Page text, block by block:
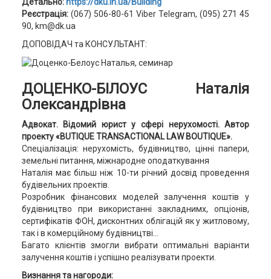
Реєстрація:(067) 506-80-61 Viber Telegram, (095) 271 45
90, km@dk.ua
ДОПОВІДАЧ та КОНСУЛЬТАНТ:
ДОЦЕНКО-БІЛОУС Наталія
Олександрівна
Адвокат. Відомий юрист у сфері нерухомості. Автор
проекту «BUTIQUE TRANSACTIONAL LAW BOUTIQUE».
Спеціалізація: нерухомість, будівництво, цінні папери,
земельні питання, міжнародне оподаткування
Наталія має більш ніж 10-ти річний досвід проведення
будівельних проектів.
Розробник фінансових моделей залучення коштів у
будівництво при використанні закладнимх, опціонів,
сертифікатів ФОН, дисконтних облігацій як у житловому,
так і в комерційному будівництві...
Багато клієнтів змогли вибрати оптимальні варіанти
залучення коштів і успішно реалізувати проекти.
Визнання та нагороди: